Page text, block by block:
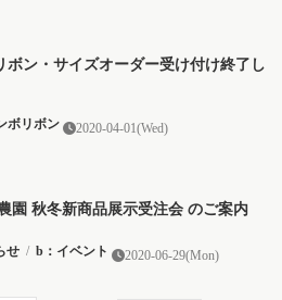
ボン・サイズオーダー受け付け終了し
2020-04-01(Wed)
ボリボン
園 秋冬新商品展示受注会 のご案内
2020-06-29(Mon)
せ / b：イベント